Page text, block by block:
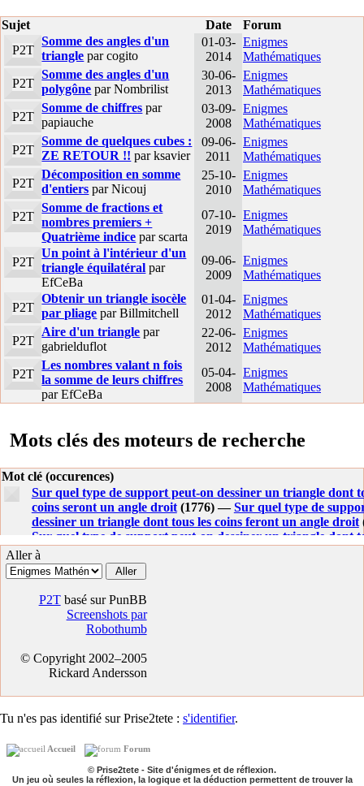
Sujet Date
Forum
P2T
Somme des angles d'un
triangle par cogito
01-03-
2014
Enigmes
Mathématiques
P2T
Somme des angles d'un
polygône par Nombrilist
30-06-
2013
Enigmes
Mathématiques
P2T
Somme de chiffres par
papiauche
03-09-
2008
Enigmes
Mathématiques
P2T
Somme de quelques cubes :
ZE RETOUR !! par ksavier
09-06-
2011
Enigmes
Mathématiques
P2T
Décomposition en somme
d'entiers par Nicouj
25-10-
2010
Enigmes
Mathématiques
P2T
Somme de fractions et
nombres premiers +
Quatrième indice par scarta
07-10-
2019
Enigmes
Mathématiques
P2T
Un point à l'intérieur d'un
triangle équilatéral par
EfCeBa
09-06-
2009
Enigmes
Mathématiques
P2T
Obtenir un triangle isocèle
par pliage par Billmitchell
01-04-
2012
Enigmes
Mathématiques
P2T
Aire d'un triangle par
gabrielduflot
22-06-
2012
Enigmes
Mathématiques
P2T
Les nombres valant n fois
la somme de leurs chiffres
par EfCeBa
05-04-
2008
Enigmes
Mathématiques
Mots clés des moteurs de recherche
Mot clé (occurences)
Sur quel type de support peut-on dessiner un triangle dont
coins seront un angle droit(1776) —Sur quel type de
dessiner un triangle dont tous les coins feront un angle droit
Sur quel type de support peut-on dessiner un triangle dont
coins seront un angle droit ?
de support peut on dessiner un triangle
on dessiner un triangle
peut-on dessiner un triangle dont tous les coins seront un
(101) —Support triangle angle droit
peut on dessiner un triangle dont tous les coins seront un
Sur quel type de support peut-on dessiner un
les coins feront un angle droit ?
on dessiner un triangle dont tous les coins feront un angle
sur quel type de support peut on dessiner un triangle(30) —
Geometrie non euclidienne
(28) —Tringle d angle
angles droits(22) —Triangle dont tous coins sont angle droit
Enigme triangle
egale a 180 a chaque fois
Enigme du triangle(15) —Triangle 3 angles droits
Aller à
P2Tbasé sur PunBB
Screenshots par
Robothumb
© Copyright 2002–2005
Rickard Andersson
Tu n'es pas identifié sur Prise2tete : s'identifier.
Accueil Forum
© Prise2tete - Site d'énigmes et de réflexion.
Un jeu où seules la réflexion, la logique et la déduction permettent de trouver la